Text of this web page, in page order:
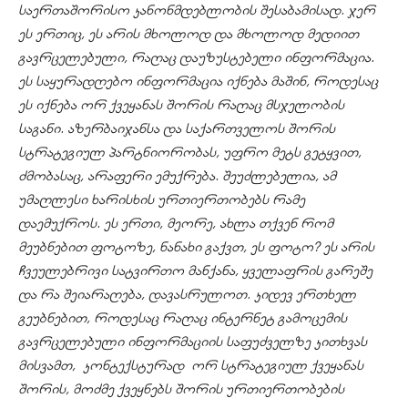
საერთაშორისო კანონმდებლობის შესაბამისად. ჯერ
ეს ერთიც, ეს არის მხოლოდ და მხოლოდ მედიით
გავრცელებული, რაღაც დაუზუსტებელი ინფორმაცია.
ეს საყურადღებო ინფორმაცია იქნება მაშინ, როდესაც
ეს იქნება ორ ქვეყანას შორის რაღაც მსჯელობის
საგანი. აზერბაიჯანსა და საქართველოს შორის
სტრატეგიულ პარტნიორობას, უფრო მეტს გეტყვით,
ძმობასაც, არაფერი ემუქრება. შეუძლებელია, ამ
უმაღლესი ხარისხის ურთიერთობებს რამე
დაემუქროს. ეს ერთი, მეორე, ახლა თქვენ რომ
მეუბნებით ფოტოზე, ნანახი გაქვთ, ეს ფოტო? ეს არის
ჩვეულებრივი სატვირთო მანქანა, ყველაფრის გარეშე
და რა შეიარაღება, დავასრულოთ. კიდევ ერთხელ
გეუბნებით, როდესაც რაღაც ინტერნეტ გამოცემის
გავრცელებული ინფორმაციის საფუძველზე კითხვას
მისვამთ,
კონტექსტურადორ სტრატეგიულ ქვეყანას
შორის, მოძმე ქვეყნებს შორის ურთიერთობების